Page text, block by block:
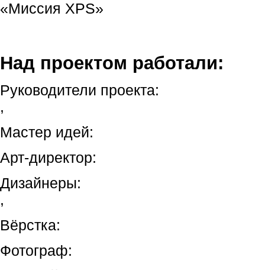
«Миссия XPS»
Над проектом работали:
Руководители проекта:
,
Мастер идей:
Арт-директор:
Дизайнеры:
,
Вёрстка:
Фотограф: